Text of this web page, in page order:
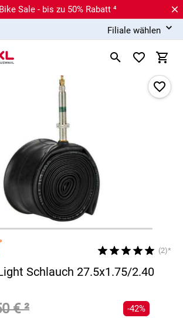
Sale - bis zu 50% Rabatt ⁴
Filiale wählen
(2)*
Schlauch 27.5x1.75/2.40
€² -42%